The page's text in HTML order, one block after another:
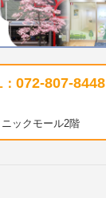
072-807-8448
ックモール2階